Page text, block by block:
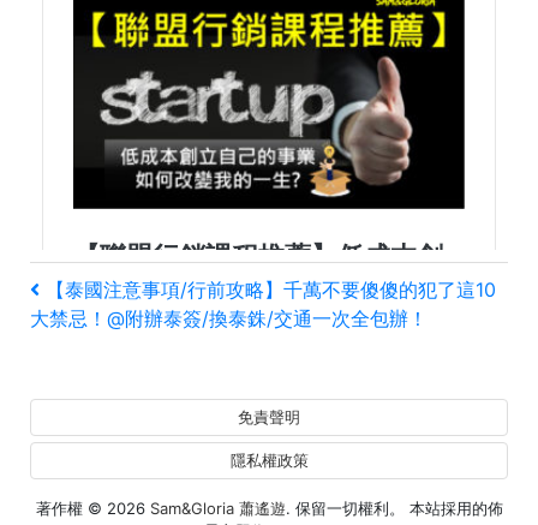
文
章
導
覽
上
一
章
【泰國注意事項/行前攻略】千萬不要傻傻的犯了這10
大禁忌！@附辦泰簽/換泰銖/交通一次全包辦！
著作權 © 2026 Sam&Gloria 蕭遙遊. 保留一切權利。 本站採用的佈
免責聲明
隱私權政策